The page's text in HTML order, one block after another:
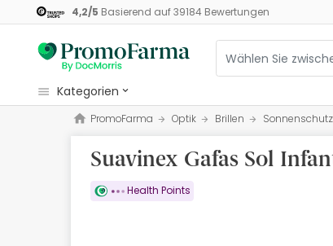
4,2/5 Basierend auf39184 Bewertungen
kategorien
Kosmetik
Gesundheit
Pflege
PromoFarma Optik Brillen
Suavinex Gafas Sol
Health Points